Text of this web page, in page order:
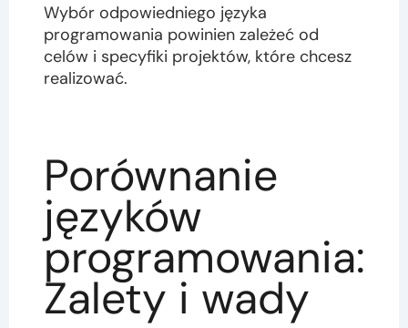
Wybór odpowiedniego języka
programowania powinien zależeć od
celów i specyfiki projektów, które chcesz
realizować.
Porównanie
języków
programowania:
Zalety i wady